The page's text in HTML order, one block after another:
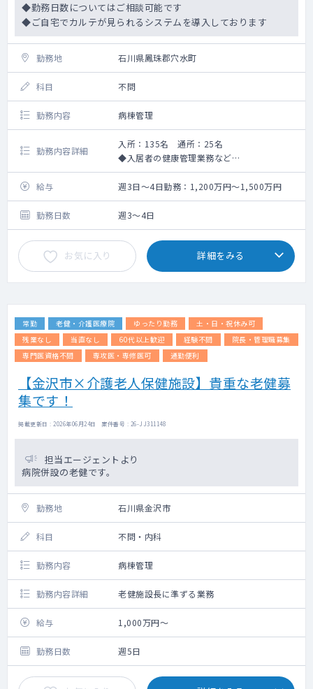
◆勤務日数についてはご相談可能です
◆ご自宅でカルテが見られるシステムを導入しております
勤務地 石川県鳳珠郡穴水町
科目 不問
勤務内容 病棟管理
勤務内容詳細
入所：135名 通所：25名
◆入居者の健康管理業務など
※能登半島地震の復興支援をご依頼する場合
がございます。
給与 週3日～4日勤務：1,200万円～1,500万円
勤務日数 週3～4日
お気に入り 詳細をみる
常勤 老健・介護医療院 ゆったり勤務
土・日・祝休み可
残業なし
当直なし 60代以上歓迎 経験不問
院長・管理職募集
専門医資格不問
専攻医・専修医可 通勤便利
【金沢市×介護老人保健施設】貴重な老健募
集です！
掲載更新日 : 2026年06月24日 案件番号 : 26-JJ311148
担当エージェントより
病院併設の老健です。
勤務地 石川県金沢市
科目 不問・内科
勤務内容 病棟管理
勤務内容詳細 老健施設長に準ずる業務
給与 1,000万円～
勤務日数 週5日